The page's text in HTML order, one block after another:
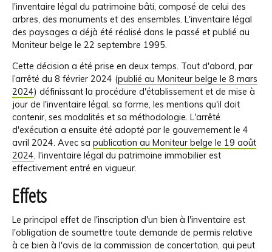
l'inventaire légal du patrimoine bâti, composé de celui des
arbres, des monuments et des ensembles. L'inventaire légal
des paysages a déjà été réalisé dans le passé et publié au
Moniteur belge le 22 septembre 1995.
Cette décision a été prise en deux temps. Tout d'abord, par
l’arrêté du 8 février 2024 (publié au Moniteur belge le 8 mars
2024) définissant la procédure d'établissement et de mise à
jour de l'inventaire légal, sa forme, les mentions qu'il doit
contenir, ses modalités et sa méthodologie. L'arrêté
d'exécution a ensuite été adopté par le gouvernement le 4
avril 2024. Avec sa publication au Moniteur belge le 19 août
2024, l'inventaire légal du patrimoine immobilier est
effectivement entré en vigueur.
Effets
Le principal effet de l'inscription d'un bien à l'inventaire est
l'obligation de soumettre toute demande de permis relative
à ce bien à l'avis de la commission de concertation, qui peut